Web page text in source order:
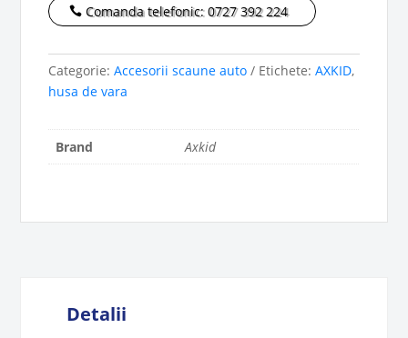
din
bambus
Minikid
3,
Minikid
și
Movekid
Comanda telefonic: 0727 392 224
Categorie:Accesorii scaune auto Etichete:AXKID,
husa de vara
Brand Axkid
Detalii